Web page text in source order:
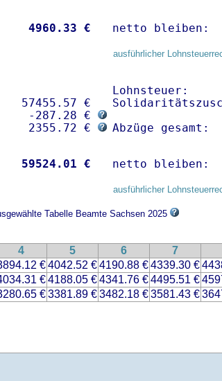
4960.33 € netto
ausführlicher
€
-287.28 €
2355.72 €
Lohnsteuer:
Abzüge
59524.01 € netto
ausführlicher
Tabelle Beamte Sachsen 2025
4 5 6 7
€4042.52 €4190.88 €4339.30 €
€4188.05 €4341.76 €4495.51 €
€3381.89 €3482.18 €3581.43 €